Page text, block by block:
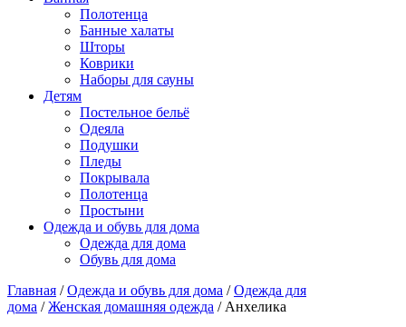
Полотенца
Банные халаты
Шторы
Коврики
Наборы для сауны
Детям
Постельное бельё
Одеяла
Подушки
Пледы
Покрывала
Полотенца
Простыни
Одежда и обувь для дома
Одежда для дома
Обувь для дома
Главная /Одежда и обувь для дома /Одежда для
дома /Женская домашняя одежда / Анхелика